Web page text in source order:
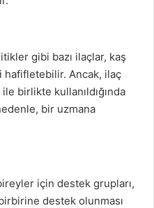
gibi bazı ilaçlar, kaş
hafifletebilir. Ancak, ilaç
birlikte kullanıldığında
bir uzmana
için destek grupları,
destek olunması